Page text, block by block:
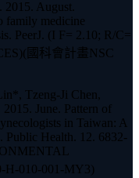
August.
family medicine
PeerJ. (I F= 2.10; R/C=
國科會計畫NSC
Tzeng-Ji Chen,
June. Pattern of
in Taiwan: A
Public Health. 12. 6832-
H-010-001-MY3)